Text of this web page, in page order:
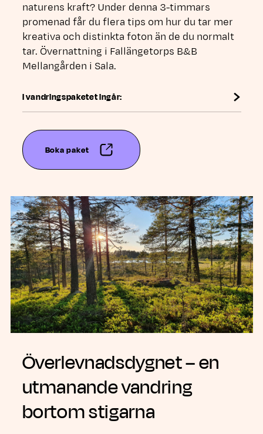
naturens kraft? Under denna 3-timmars
promenad får du flera tips om hur du tar mer
kreativa och distinkta foton än de du normalt
tar. Övernattning i Fallängetorps B&B
Mellangården i Sala.
I vandringspaketet ingår:
Boka paket
Överlevnadsdygnet – en
utmanande vandring
bortom stigarna